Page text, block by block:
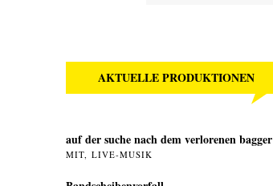
AKTUELLE PRODUKTIONEN
auf der suche nach dem verlorenen bagger
MIT, LIVE-MUSIK